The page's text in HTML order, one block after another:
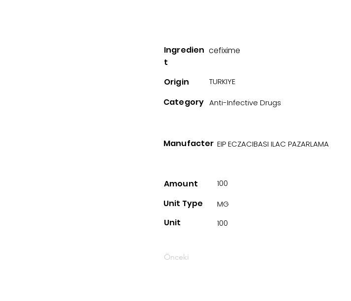
Ingredien
t
cefixime
Origin TURKIYE
Category Anti-Infective Drugs
Manufacter EIP ECZACIBASI ILAC PAZARLAMA
Amount 100
Unit Type
Unit
MG
100
Önceki